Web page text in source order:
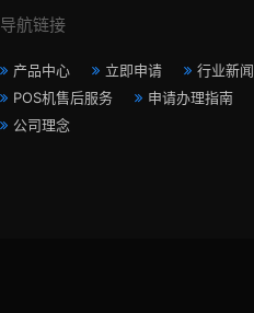
导航链接
产品中心 立即申请
行业新闻
POS机售后服务
申请办理指南
公司理念